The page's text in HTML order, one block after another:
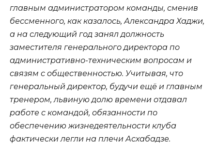
главным администратором команды, сменив
бессменного, как казалось, Александра Хаджи,
а на следующий год занял должность
заместителя генерального директора по
административно-техническим вопросам и
связям с общественностью. Учитывая, что
генеральный директор, будучи ещё и главным
тренером, львиную долю времени отдавал
работе с командой, обязанности по
обеспечению жизнедеятельности клуба
фактически легли на плечи Асхабадзе.